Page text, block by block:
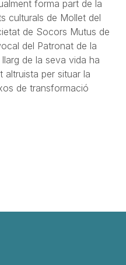
forma part de la
culturals de Mollet del
de Socors Mutus de
del Patronat de la
de la seva vida ha
altruista per situar la
de transformació